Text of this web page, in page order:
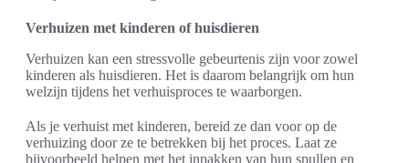
Verhuizen met kinderen of huisdieren
Verhuizen kan een stressvolle gebeurtenis zijn voor zowel
kinderen als huisdieren. Het is daarom belangrijk om hun
welzijn tijdens het verhuisproces te waarborgen.
Als je verhuist met kinderen, bereid ze dan voor op de
verhuizing door ze te betrekken bij het proces. Laat ze
bijvoorbeeld helpen met het inpakken van hun spullen en